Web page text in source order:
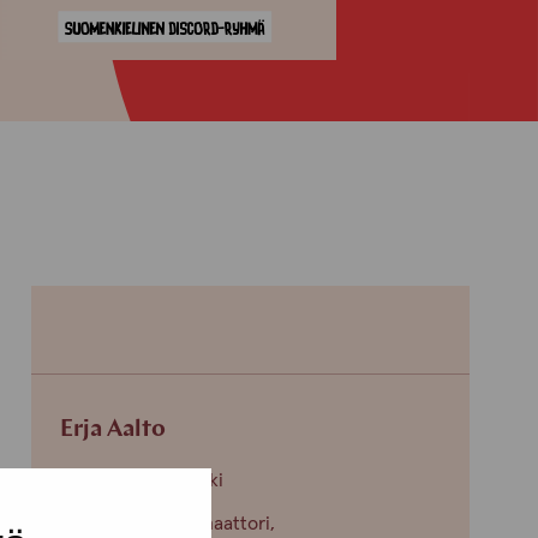
Erja Aalto
Toimipiste: Helsinki
Kehittämiskoordinaattori,